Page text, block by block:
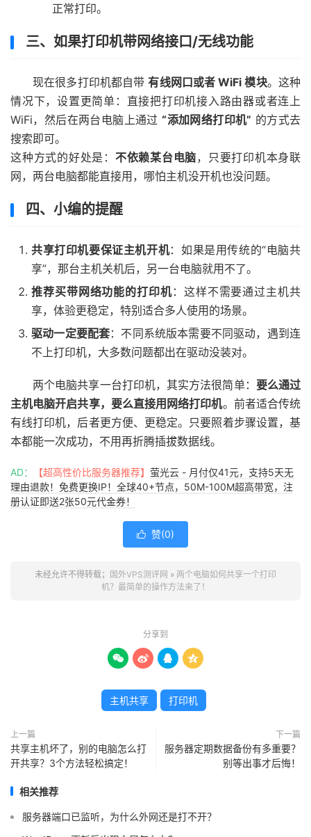
正常打印。
三、如果打印机带网络接口/无线功能
现在很多打印机都自带有线网口或者 WiFi 模块。这种
情况下，设置更简单：直接把打印机接入路由器或者连上
WiFi，然后在两台电脑上通过“添加网络打印机” 的方式去
搜索即可。
这种方式的好处是： 不依赖某台电脑，只要打印机本身联
网，两台电脑都能直接用，哪怕主机没开机也没问题。
四、小编的提醒
共享打印机要保证主机开机：如果是用传统的“电脑共
享”，那台主机关机后，另一台电脑就用不了。
推荐买带网络功能的打印机：这样不需要通过主机共
享，体验更稳定，特别适合多人使用的场景。
驱动一定要配套：不同系统版本需要不同驱动，遇到连
不上打印机，大多数问题都出在驱动没装对。
两个电脑共享一台打印机，其实方法很简单： 要么通过
主机电脑开启共享，要么直接用网络打印机。前者适合传统
有线打印机，后者更方便、更稳定。只要照着步骤设置，基
本都能一次成功，不用再折腾插拔数据线。
AD： 【超高性价比服务器推荐】 萤光云 - 月付仅41元，支持5天无
理由退款！免费更换IP！全球40+节点，50M-100M超高带宽，注
册认证即送2张50元代金券！
 赞(0)
未经允许不得转载； 国外VPS测评网 » 两个电脑如何共享一个打印
机？最简单的操作方法来了！
分享到
   
主机共享 打印机
上一篇
共享主机坏了，别的电脑怎么打
开共享？3个方法轻松搞定！
下一篇
服务器定期数据备份有多重要？
别等出事才后悔！
相关推荐
服务器端口已监听，为什么外网还是打不开？